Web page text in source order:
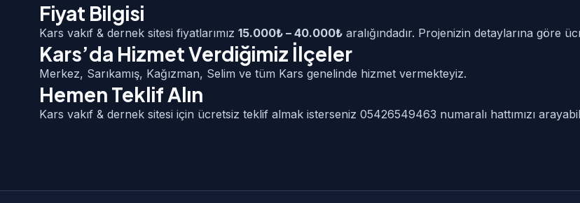
Fiyat Bilgisi
Kars vakıf & dernek sitesi fiyatlarımız 15.000₺ – 40.000₺ aralığındadır. Projenizin detaylarına göre
Kars’da Hizmet Verdiğimiz İlçeler
Merkez, Sarıkamış, Kağızman, Selim ve tüm Kars genelinde hizmet vermekteyiz.
Hemen Teklif Alın
Kars vakıf & dernek sitesi için ücretsiz teklif almak isterseniz 05426549463 numaralı hattımızı